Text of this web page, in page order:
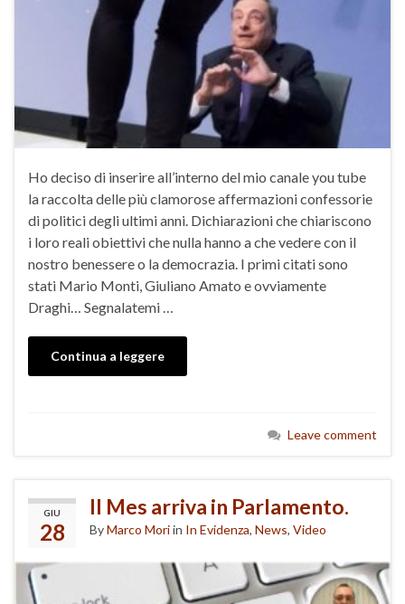
Ho deciso di inserire all’interno del mio canale you tube
la raccolta delle più clamorose affermazioni confessorie
di politici degli ultimi anni. Dichiarazioni che chiariscono
i loro reali obiettivi che nulla hanno a che vedere con il
nostro benessere o la democrazia. I primi citati sono
stati Mario Monti, Giuliano Amato e ovviamente
Draghi… Segnalatemi …
Continua a leggere
Leave comment
GIU
28
Il Mes arriva in Parlamento.
ByMarco Moriin In Evidenza, News, Video